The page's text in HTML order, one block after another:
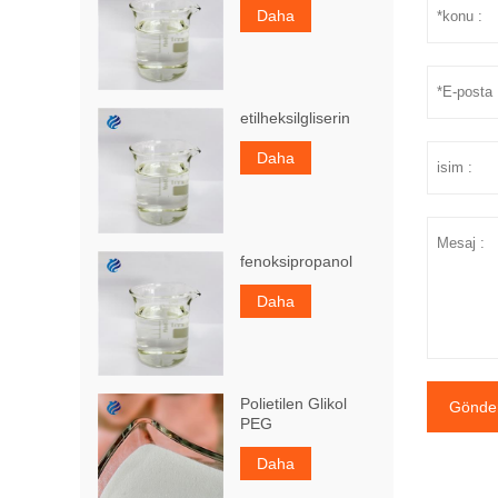
Daha
etilheksilgliserin
Daha
fenoksipropanol
Daha
Polietilen Glikol
PEG
Daha